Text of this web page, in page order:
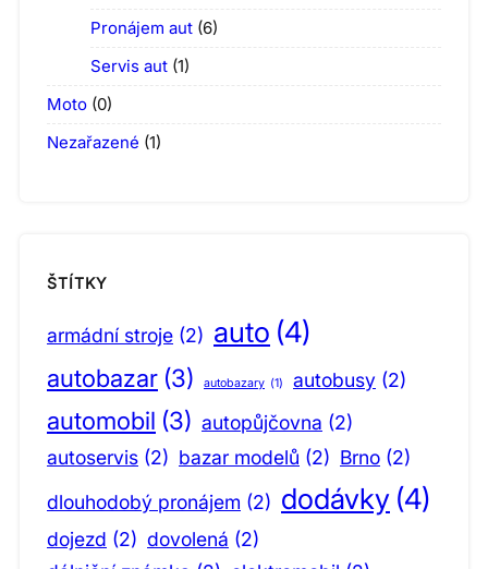
Pronájem aut (6)
Servis aut (1)
Moto (0)
Nezařazené (1)
ŠTÍTKY
armádní stroje (2) auto (4)
autobazar (3) autobazary (1) autobusy (2)
automobil (3) autopůjčovna (2)
autoservis (2) bazar modelů (2) Brno (2)
dlouhodobý pronájem (2) dodávky (4)
dojezd (2) dovolená (2)